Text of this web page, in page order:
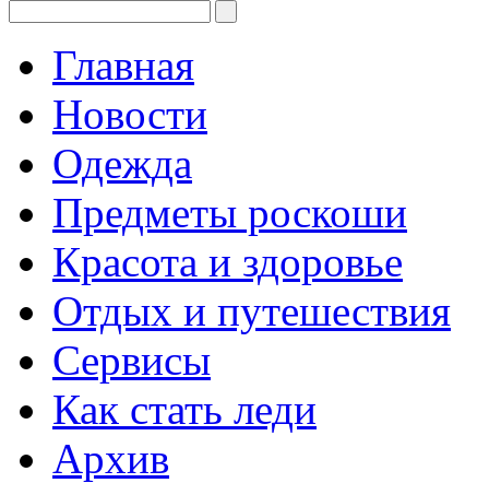
Главная
Новости
Одежда
Предметы роскоши
Красота и здоровье
Отдых и путешествия
Сервисы
Как стать леди
Архив